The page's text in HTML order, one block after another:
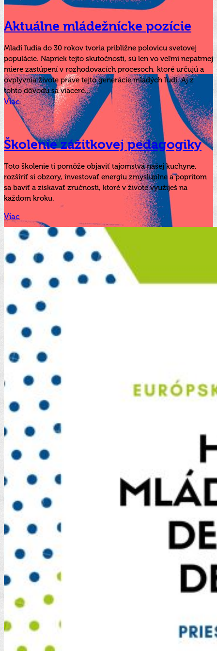
Aktuálne mládežnícke pozície
Mladí ľudia do 30 rokov tvoria približne polovicu svetovej
populácie. Napriek tejto skutočnosti, sú len vo veľmi nepatrnej
miere zastúpení v rozhodovacích procesoch, ktoré určujú a
ovplyvnia živote práve tejto generácie mladých ľudí. Aj z
tohto dôvodu sa viaceré...
Viac
Školenie zážitkovej pedagogiky
Toto školenie ti pomôže objaviť tajomstvá našej kuchyne,
rozšíriť si obzory, investovať energiu zmysluplne a popritom
sa baviť a získavať zručnosti, ktoré v živote využiješ na
každom kroku.
Viac